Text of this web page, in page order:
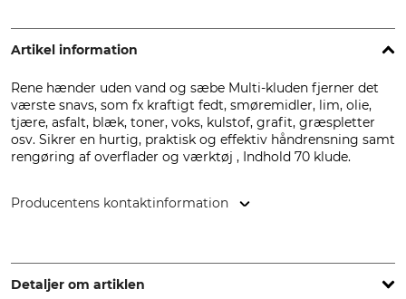
Artikel information
Rene hænder uden vand og sæbe Multi-kluden fjerner det
værste snavs, som fx kraftigt fedt, smøremidler, lim, olie,
tjære, asfalt, blæk, toner, voks, kulstof, grafit, græspletter
osv. Sikrer en hurtig, praktisk og effektiv håndrensning samt
rengøring af overflader og værktøj , Indhold 70 klude.
Producentens kontaktinformation
Niederdreisbach, Germany, www.pudol.de
Detaljer om artiklen